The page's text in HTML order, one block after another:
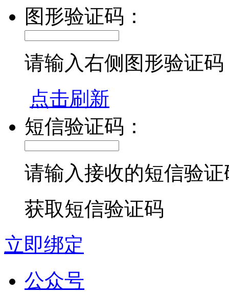
图形验证码：
请输入右侧图形验证码
点击刷新
短信验证码：
请输入接收的短信验证
获取短信验证码
立即绑定
公众号